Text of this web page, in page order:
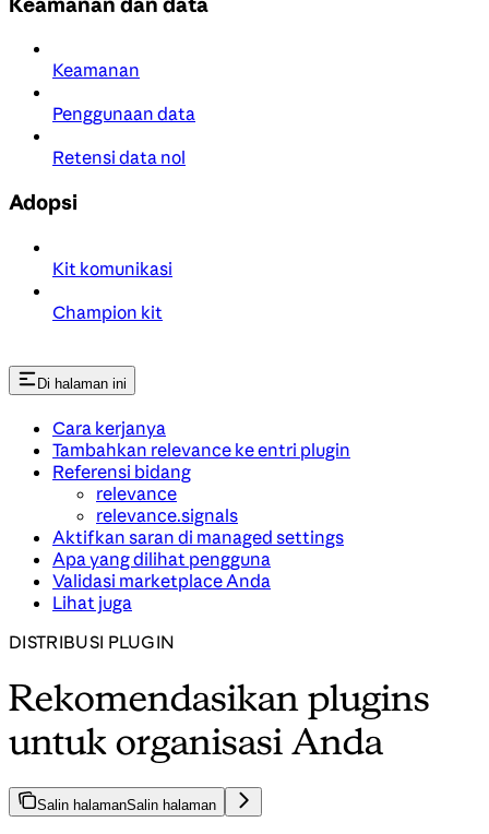
Keamanan
Penggunaan data
Retensi data nol
Adopsi
Kit komunikasi
Champion kit
Di halaman ini
Cara kerjanya
Tambahkan relevance ke entri plugin
Referensi bidang
relevance
relevance.signals
Aktifkan saran di managed settings
Apa yang dilihat pengguna
Validasi marketplace Anda
Lihat juga
DISTRIBUSI PLUGIN
Rekomendasikan plugins
untuk organisasi Anda
Salin halamanSalin halaman